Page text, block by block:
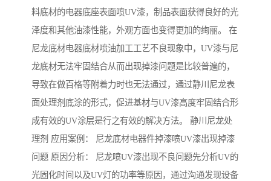
料底材的电器底座表面喷UV漆，制品表面获得良好的光
泽度和其他油漆性能，外观方面也变得更加的绚丽。 在
尼龙底材电器底材喷油加工工艺不良现象中，UV漆与尼
龙底材无法牢固结合从而出现掉漆问题是比较普遍的，
导致在做百格等附着力时也无法通过，通过静川尼龙表
面处理剂底涂的形式，促进基材与UV漆高度牢固结合形
成有效的UV涂层是行之有效的解决方法。 静川尼龙处
理剂 应用案例： 尼龙底材电器件掉漆喷UV漆出现掉漆
问题 原因分析： 尼龙喷UV漆出现不良问题先分析UV的
光固化时间以及UV灯的功率等原因，通过沟通发现设备